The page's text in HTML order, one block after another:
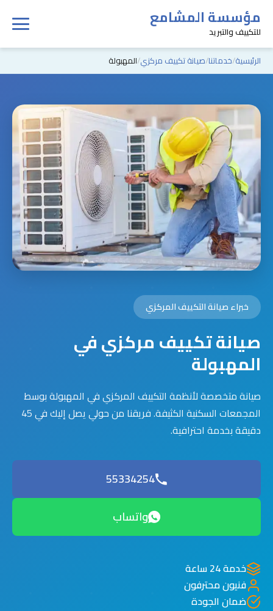
مؤسسة المشامع
للتكييف والتبريد
الرئيسية خدماتنا صيانة تكييف مركزي المهبولة
خبراء صيانة التكييف المركزي
صيانة تكييف مركزي في
المهبولة
صيانة متخصصة لأنظمة التكييف المركزي في المهبولة بوسط
المجمعات السكنية الكثيفة. فريقنا من حولي يصل إليك في 45
دقيقة بخدمة احترافية.
55334254
واتساب
خدمة 24 ساعة
فنيون محترفون
ضمان الجودة